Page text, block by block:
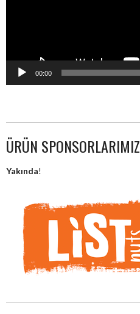
00:00
ÜRÜN SPONSORLARIMIZ
Yakında!